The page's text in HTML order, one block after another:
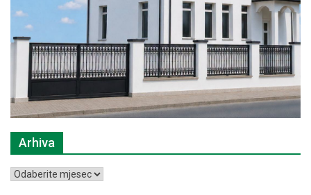
Arhiva
Arhiva